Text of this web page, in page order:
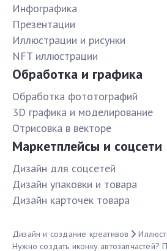
Инфографика
Презентации
Иллюстрации и рисунки
NFT иллюстрации
Обработка и графика
Обработка фототографий
3D графика и моделирование
Отрисовка в векторе
Маркетплейсы и соцсети
Дизайн для соцсетей
Дизайн упаковки и товара
Дизайн карточек товара
Дизайн и создание креативов
Нужно создать иконку